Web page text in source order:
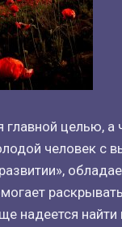
целью, а
человек с
надеется найти